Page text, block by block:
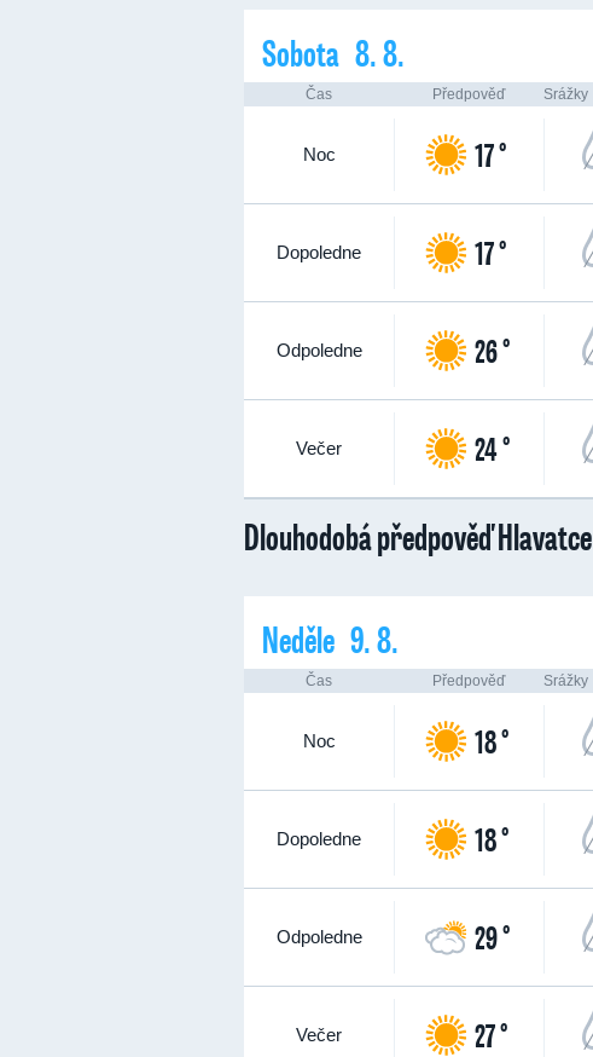
Sobota 8. 8.
Čas Předpověď Srážky
Noc 17 °
Dopoledne 17 °
Odpoledne 26 °
Večer 24 °
Dlouhodobá předpověď Hlavatce
Neděle 9. 8.
Čas Předpověď Srážky
Noc 18 °
Dopoledne 18 °
Odpoledne 29 °
Večer 27 °